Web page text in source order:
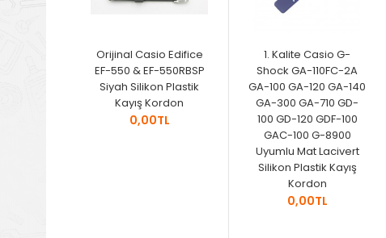
Orijinal Casio Edifice
EF-550 & EF-550RBSP
Siyah Silikon Plastik
Kayış Kordon
0,00TL
1. Kalite Casio G-
Shock GA-110FC-2A
GA-100 GA-120 GA-140
GA-300 GA-710 GD-
100 GD-120 GDF-100
GAC-100 G-8900
Uyumlu Mat Lacivert
Silikon Plastik Kayış
Kordon
0,00TL